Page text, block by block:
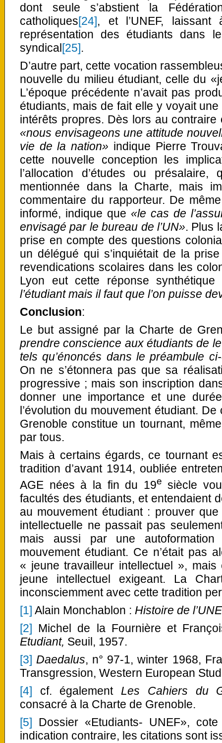
dont seule s’abstient la
catholiques[24], et l’UNEF,
représentation des étudiants dans
syndical[25].
D’autre part, cette vocation
nouvelle du milieu étudiant, celle du
L’époque précédente n’avait pas
étudiants, mais de fait elle y voyait
intérêts propres. Dès lors au
«nous envisageons une attitude
vie de la nation» indique Pierre
cette nouvelle conception les
l’allocation d’études ou présalaire,
mentionnée dans la Charte, mais
commentaire du rapporteur. De
informé, indique que «le cas de
envisagé par le bureau de l’UN». Plus
prise en compte des questions
un délégué qui s’inquiétait de la
revendications scolaires dans les
Lyon eut cette réponse
l’étudiant mais il faut que l’on puisse
Conclusion:
Le but assigné par la Charte de
prendre conscience aux étudiants de
tels qu’énoncés dans le préambule
On ne s’étonnera pas que sa
progressive ; mais son inscription
donner une importance et une
l’évolution du mouvement étudiant.
Grenoble constitue un tournant,
par tous.
Mais à certains égards, ce tournant
tradition d’avant 1914, oubliée
AGE nées à la fin du 19e siècle
facultés des étudiants, et entendaient
au mouvement étudiant : prouver
intellectuelle ne passait pas
mais aussi par une
mouvement étudiant. Ce n’était pas
« jeune travailleur intellectuel »,
jeune intellectuel exigeant. La
inconsciemment avec cette tradition
[1] Alain Monchablon : Histoire de
[2] Michel de la Fournière et
Etudiant, Seuil, 1957.
[3] Daedalus, n° 97-1, winter 1968,
Transgression, Western European
[4]
cf. égalementLes Cahiers du
consacré à la Charte de Grenoble.
[5]
Dossier «Etudiants- UNEF»,
indication contraire, les citations sont